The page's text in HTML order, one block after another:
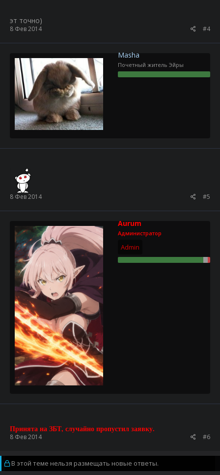
эт точно)
8 Фев 2014 #4
Masha
Почетный житель Эйры
8 Фев 2014 #5
Aurum
Администратор
Admin
Принята на ЗБТ, случайно пропустил заявку.
8 Фев 2014 #6
В этой теме нельзя размещать новые ответы.